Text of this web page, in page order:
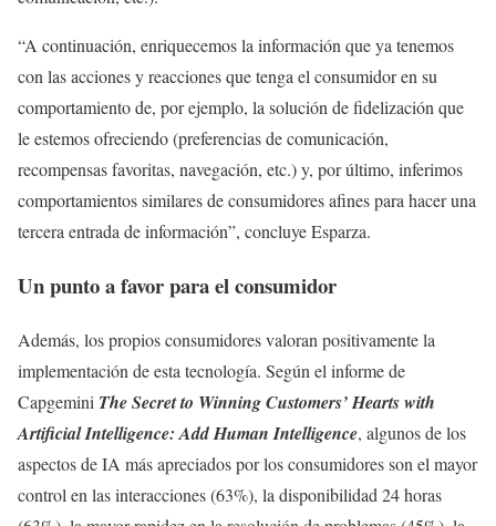
“A continuación, enriquecemos la información que ya tenemos
con las acciones y reacciones que tenga el consumidor en su
comportamiento de, por ejemplo, la solución de fidelización que
le estemos ofreciendo (preferencias de comunicación,
recompensas favoritas, navegación, etc.) y, por último, inferimos
comportamientos similares de consumidores afines para hacer una
tercera entrada de información”, concluye Esparza.
Un punto a favor para el consumidor
Además, los propios consumidores valoran positivamente la
implementación de esta tecnología. Según el informe de
Capgemini The Secret to Winning Customers’ Hearts with
Artificial Intelligence: Add Human Intelligence, algunos de los
aspectos de IA más apreciados por los consumidores son el mayor
control en las interacciones (63%), la disponibilidad 24 horas